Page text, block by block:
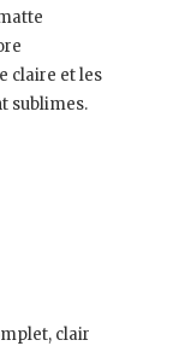
claire et les
sublimes.
clair